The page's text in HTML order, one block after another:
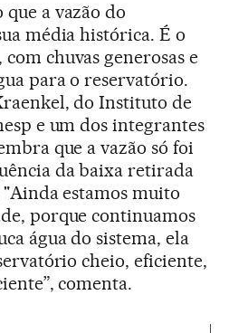
a vazão do
média histórica. É o
chuvas generosas e
para o reservatório.
do Instituto de
e um dos integrantes
que a vazão só foi
da baixa retirada
estamos muito
porque continuamos
água do sistema, ela
cheio, eficiente,
comenta.